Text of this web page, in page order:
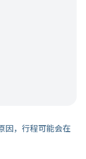
因，行程可能会在